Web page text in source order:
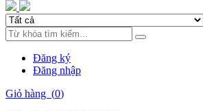
Đăng ký
Đăng nhập
Giỏ hàng (0)